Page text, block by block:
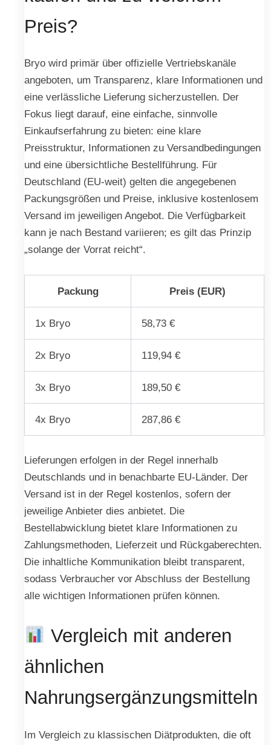
Preis?
Bryo wird primär über offizielle Vertriebskanäle
angeboten, um Transparenz, klare Informationen und
eine verlässliche Lieferung sicherzustellen. Der
Fokus liegt darauf, eine einfache, sinnvolle
Einkaufserfahrung zu bieten: eine klare
Preisstruktur, Informationen zu Versandbedingungen
und eine übersichtliche Bestellführung. Für
Deutschland (EU-weit) gelten die angegebenen
Packungsgrößen und Preise, inklusive kostenlosem
Versand im jeweiligen Angebot. Die Verfügbarkeit
kann je nach Bestand variieren; es gilt das Prinzip
„solange der Vorrat reicht“.
Packung Preis (EUR)
1x Bryo 58,73 €
2x Bryo 119,94 €
3x Bryo 189,50 €
4x Bryo 287,86 €
Lieferungen erfolgen in der Regel innerhalb
Deutschlands und in benachbarte EU-Länder. Der
Versand ist in der Regel kostenlos, sofern der
jeweilige Anbieter dies anbietet. Die
Bestellabwicklung bietet klare Informationen zu
Zahlungsmethoden, Lieferzeit und Rückgaberechten.
Die inhaltliche Kommunikation bleibt transparent,
sodass Verbraucher vor Abschluss der Bestellung
alle wichtigen Informationen prüfen können.
Vergleich mit anderen
ähnlichen
Nahrungsergänzungsmitteln
Im Vergleich zu klassischen Diätprodukten, die oft